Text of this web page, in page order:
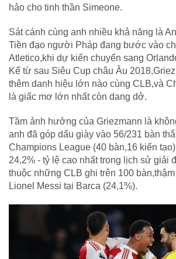
hảo cho tinh thần Simeone.
Sát cánh cùng anh nhiều khả năng là
Tiền đạo người Pháp đang bước vào
Atletico,khi dự kiến chuyển sang
Kể từ sau Siêu Cup châu Âu
thêm danh hiệu lớn nào cùng CLB,và
là giấc mơ lớn nhất còn dang dở.
Tầm ảnh hưởng của Griezmann là
anh đã góp dấu giày vào 56/231 bàn
Champions League (40 bàn,16 kiến
24,2% - tỷ lệ cao nhất trong lịch sử giải
thuộc những CLB ghi trên 100
Lionel Messi tại Barca (24,1%).